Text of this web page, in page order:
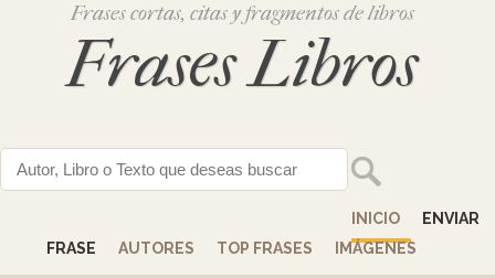
Frases cortas, citas y fragmentos de libros
Frases Libros
INICIO
ENVIAR
FRASE
AUTORES TOP FRASES IMÁGENES